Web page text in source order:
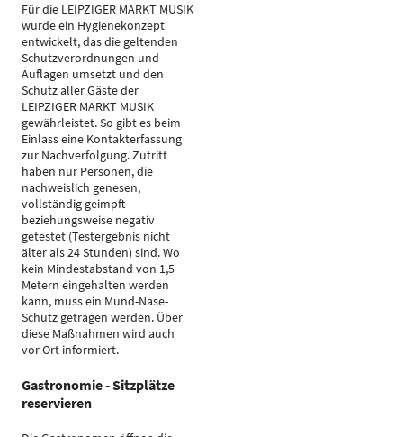
Für die LEIPZIGER MARKT MUSIK
wurde ein Hygienekonzept
entwickelt, das die geltenden
Schutzverordnungen und
Auflagen umsetzt und den
Schutz aller Gäste der
LEIPZIGER MARKT MUSIK
gewährleistet. So gibt es beim
Einlass eine Kontakterfassung
zur Nachverfolgung. Zutritt
haben nur Personen, die
nachweislich genesen,
vollständig geimpft
beziehungsweise negativ
getestet (Testergebnis nicht
älter als 24 Stunden) sind. Wo
kein Mindestabstand von 1,5
Metern eingehalten werden
kann, muss ein Mund-Nase-
Schutz getragen werden. Über
diese Maßnahmen wird auch
vor Ort informiert.
Gastronomie - Sitzplätze
reservieren